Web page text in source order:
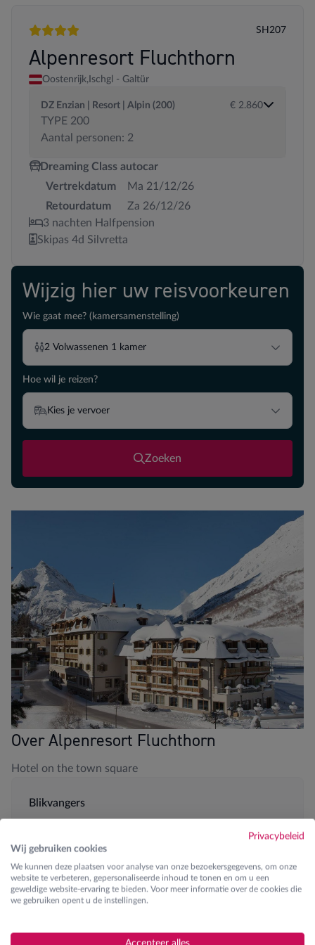
Privacybeleid
Wij gebruiken cookies
We kunnen deze plaatsen voor analyse van onze bezoekersgegevens, om onze
website te verbeteren, gepersonaliseerde inhoud te tonen en om u een
geweldige website-ervaring te bieden. Voor meer informatie over de cookies die
we gebruiken opent u de instellingen.
4 sterren
SH207
Alpenresort Fluchthorn
Oostenrijk, Ischgl - Galtür
DZ Enzian | Resort | Alpin (200)
TYPE 200
Aantal personen: 2
€ 2.860
Dreaming Class autocar
Vertrekdatum
Ma 21/12/26
Retourdatum
Za 26/12/26
3 nachten Halfpension
Skipas 4d Silvretta
Wijzig hier uw reisvoorkeuren
Wie gaat mee? (kamersamenstelling)
2 Volwassenen 1 kamer
Hoe wil je reizen?
Kies je vervoer
Zoeken
Over Alpenresort Fluchthorn
Hotel on the town square
Blikvangers
Zwembad en Wellness
5-persoonskamers aanwezig
(betalend)